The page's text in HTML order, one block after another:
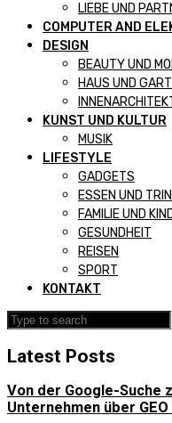
LIEBE UND
COMPUTER AND
DESIGN
BEAUTY UND
HAUS UND
KUNST UND KULTUR
MUSIK
LIFESTYLE
GADGETS
ESSEN UND
FAMILIE UND
GESUNDHEIT
REISEN
SPORT
KONTAKT
Latest Posts
Von der Google-Suche
Unternehmen über